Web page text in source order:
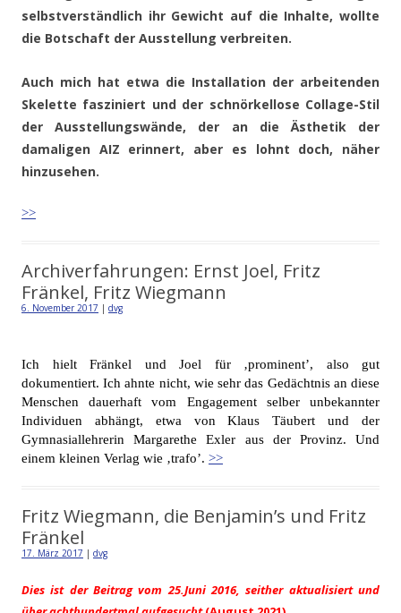
selbstverständlich ihr Gewicht auf die Inhalte, wollte
die Botschaft der Ausstellung verbreiten.
Auch mich hat etwa die Installation der arbeitenden
Skelette fasziniert und der schnörkellose Collage-Stil
der Ausstellungswände, der an die Ästhetik der
damaligen AIZ erinnert, aber es lohnt doch, näher
hinzusehen.
>>
Archiverfahrungen: Ernst Joel, Fritz
Fränkel, Fritz Wiegmann
6. November 2017 | dvg
Ich hielt Fränkel und Joel für ‚prominent’, also gut
dokumentiert. Ich ahnte nicht, wie sehr das Gedächtnis an diese
Menschen dauerhaft vom Engagement selber unbekannter
Individuen abhängt, etwa von Klaus Täubert und der
Gymnasiallehrerin Margarethe Exler aus der Provinz. Und
einem kleinen Verlag wie ‚trafo’. >>
Fritz Wiegmann, die Benjamin’s und Fritz
Fränkel
17. März 2017 | dvg
Dies ist der Beitrag vom 25.Juni 2016, seither aktualisiert und